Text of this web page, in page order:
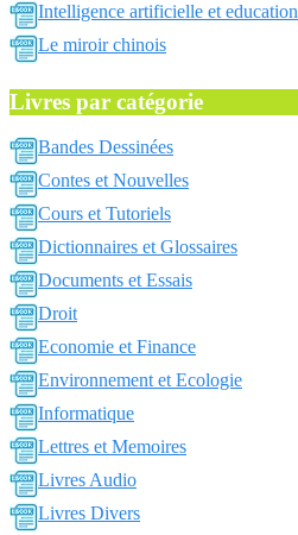
Intelligence artificielle et education
Le miroir chinois
Livres par catégorie
Bandes Dessinées
Contes et Nouvelles
Cours et Tutoriels
Dictionnaires et Glossaires
Documents et Essais
Droit
Economie et Finance
Environnement et Ecologie
Informatique
Lettres et Memoires
Livres Audio
Livres Divers